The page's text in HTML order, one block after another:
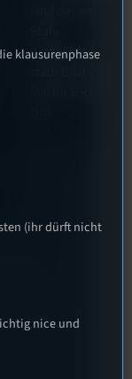
Beerpongturnier
klausurenphase
(ihr dürft nicht
nice und